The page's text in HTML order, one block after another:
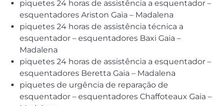
piquetes 24 horas de assistência a esquentador –
esquentadores Ariston Gaia – Madalena
piquetes 24 horas de assistência técnica a
esquentador – esquentadores Baxi Gaia –
Madalena
piquetes 24 horas de assistência a esquentador –
esquentadores Beretta Gaia – Madalena
piquetes de urgência de reparação de
esquentador – esquentadores Chaffoteaux Gaia –